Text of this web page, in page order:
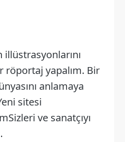
illüstrasyonlarını
röportaj yapalım. Bir
anlamaya
sitesi
ve sanatçıyı